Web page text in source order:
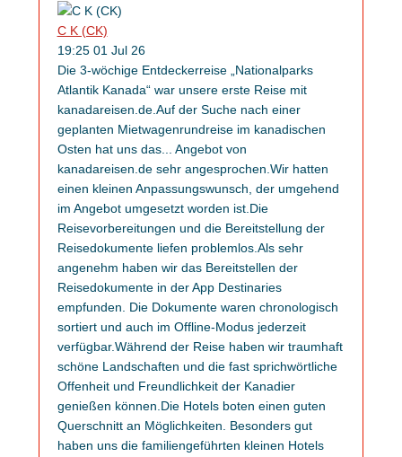
C K (CK)
19:25 01 Jul 26
Die 3-wöchige Entdeckerreise „Nationalparks
Atlantik Kanada“ war unsere erste Reise mit
kanadareisen.de.Auf der Suche nach einer
geplanten Mietwagenrundreise im kanadischen
Osten hat uns das... Angebot von
kanadareisen.de sehr angesprochen.Wir hatten
einen kleinen Anpassungswunsch, der umgehend
im Angebot umgesetzt worden ist.Die
Reisevorbereitungen und die Bereitstellung der
Reisedokumente liefen problemlos.Als sehr
angenehm haben wir das Bereitstellen der
Reisedokumente in der App Destinaries
empfunden. Die Dokumente waren chronologisch
sortiert und auch im Offline-Modus jederzeit
verfügbar.Während der Reise haben wir traumhaft
schöne Landschaften und die fast sprichwörtliche
Offenheit und Freundlichkeit der Kanadier
genießen können.Die Hotels boten einen guten
Querschnitt an Möglichkeiten. Besonders gut
haben uns die familiengeführten kleinen Hotels